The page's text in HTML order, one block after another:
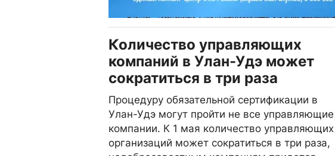
Количество управляющих
компаний в Улан-Удэ может
сократиться в три раза
Процедуру обязательной сертификации в
Улан-Удэ могут пройти не все управляющие
компании. К 1 мая количество управляющих
организаций может сократиться в три раза,